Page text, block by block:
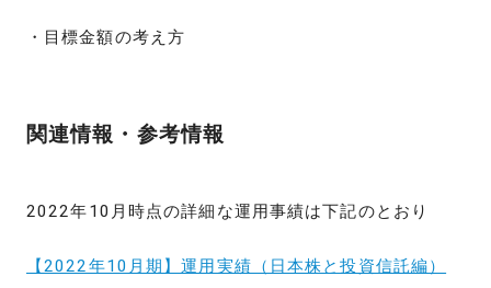
・目標金額の考え方
関連情報・参考情報
2022年10月時点の詳細な運用事績は下記のとおり
【2022年10月期】運用実績（日本株と投資信託編）